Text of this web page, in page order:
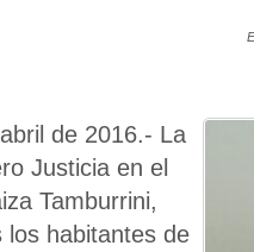
de 2016.- La
Justicia en el
Tamburrini,
los habitantes de